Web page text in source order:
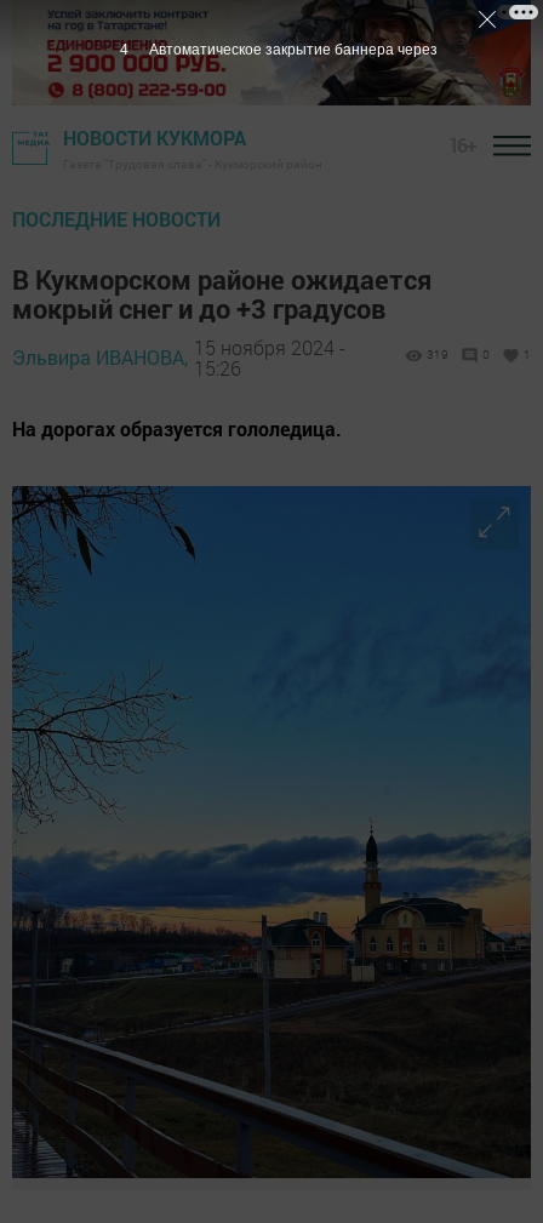
НОВОСТИ КУКМОРА
ПОСЛЕДНИЕ НОВОСТИ
В Кукморском районе ожидается
мокрый снег и до +3 градусов
Эльвира ИВАНОВА, 15 ноября 2024 -
15:26
319 0 1
На дорогах образуется гололедица.
2 Автоматическое закрытие баннера через